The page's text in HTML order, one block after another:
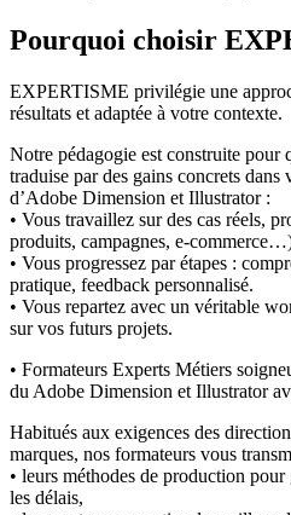
Pourquoi choisir
EXPERTISME privilégie une
résultats et adaptée à votre contexte.
Notre pédagogie est construite pour
traduise par des gains concrets
d’Adobe Dimension et Illustrator :
• Vous travaillez sur des cas réels,
produits, campagnes,
• Vous progressez par étapes :
pratique, feedback personnalisé.
• Vous repartez avec un véritable
sur vos futurs projets.
• Formateurs Experts Métiers
du Adobe Dimension et Illustrator
Habitués aux exigences des
marques, nos formateurs vous
• leurs méthodes de production
les délais,